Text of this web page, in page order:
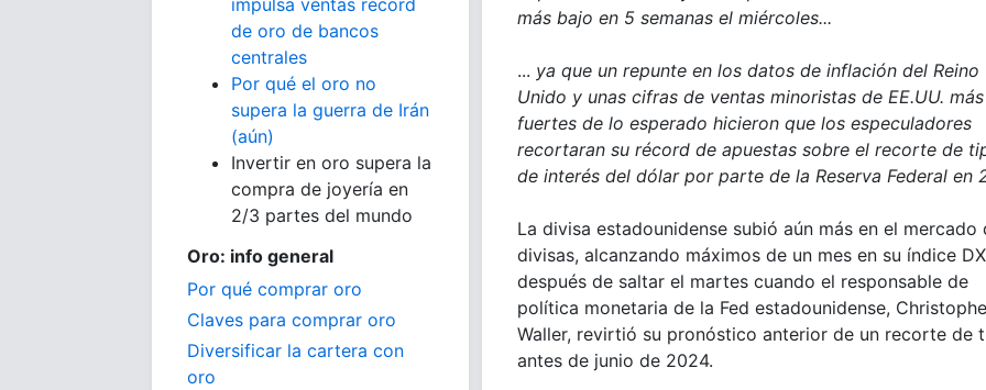
impulsa ventas récord
de oro de bancos
centrales
Por qué el oro no
supera la guerra de Irán
(aún)
Invertir en oro supera la
compra de joyería en
2/3 partes del mundo
Oro: info general
Por qué comprar oro
Claves para comprar oro
Diversificar la cartera con
oro
más bajo en 5 semanas el miércoles...
... ya que un repunte en los datos de inflación del Reino
Unido y unas cifras de ventas minoristas de EE.UU. más
fuertes de lo esperado hicieron que los especuladores
recortaran su récord de apuestas sobre el recorte de
de interés del dólar por parte de la Reserva Federal en
La divisa estadounidense subió aún más en el mercado
divisas, alcanzando máximos de un mes en su índice
después de saltar el martes cuando el responsable de
política monetaria de la Fed estadounidense,
Waller, revirtió su pronóstico anterior de un recorte de
antes de junio de 2024.